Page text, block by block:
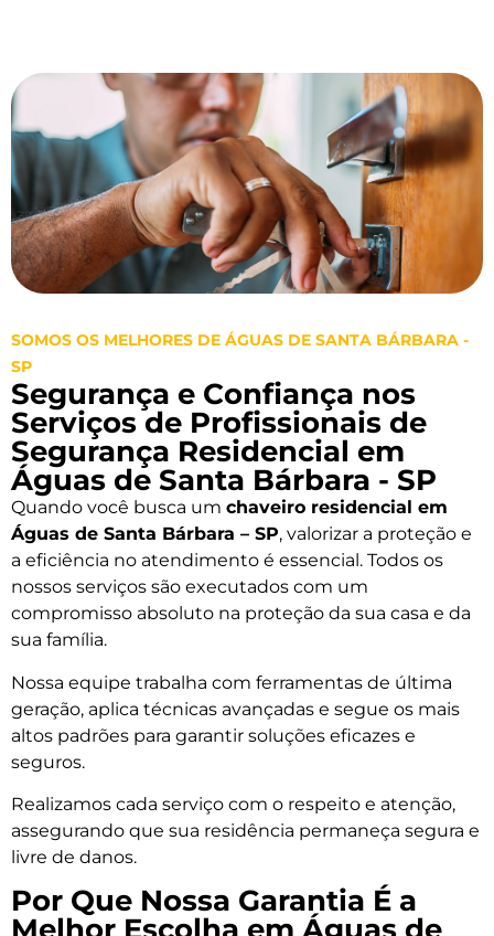
SOMOS OS MELHORES DE ÁGUAS DE SANTA BÁRBARA -
SP
Segurança e Confiança nos
Serviços de Profissionais de
Segurança Residencial em
Águas de Santa Bárbara - SP
Quando você busca um chaveiro residencial em
Águas de Santa Bárbara – SP, valorizar a proteção e
a eficiência no atendimento é essencial. Todos os
nossos serviços são executados com um
compromisso absoluto na proteção da sua casa e da
sua família.
Nossa equipe trabalha com ferramentas de última
geração, aplica técnicas avançadas e segue os mais
altos padrões para garantir soluções eficazes e
seguros.
Realizamos cada serviço com o respeito e atenção,
assegurando que sua residência permaneça segura e
livre de danos.
Por Que Nossa Garantia É a